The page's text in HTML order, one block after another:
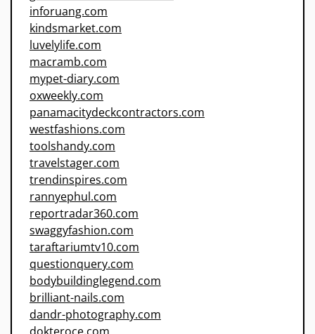
inforuang.com
kindsmarket.com
luvelylife.com
macramb.com
mypet-diary.com
oxweekly.com
panamacitydeckcontractors.com
westfashions.com
toolshandy.com
travelstager.com
trendinspires.com
rannyephul.com
reportradar360.com
swaggyfashion.com
taraftariumtv10.com
questionquery.com
bodybuildinglegend.com
brilliant-nails.com
dandr-photography.com